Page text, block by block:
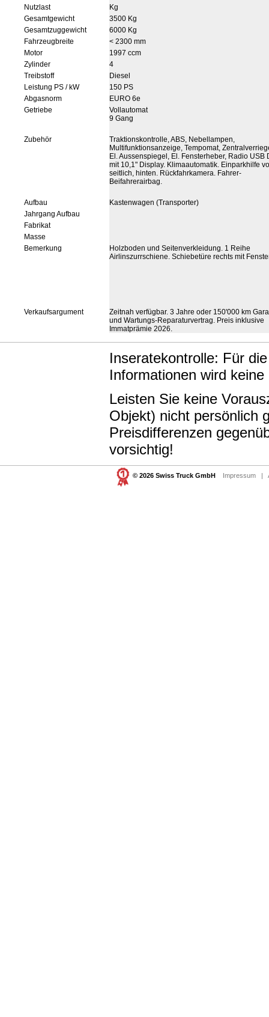
Nutzlast
Kg
Gesamtgewicht
3500 Kg
Gesamtzuggewicht
6000 Kg
Fahrzeugbreite
< 2300 mm
Motor
1997 ccm
Zylinder
4
Treibstoff
Diesel
Leistung PS / kW
150 PS
Abgasnorm
EURO 6e
Getriebe
Vollautomat
9 Gang
Zubehör
Traktionskontrolle, ABS, Nebellampen,
Multifunktionsanzeige, Tempomat,
El. Aussenspiegel, El. Fensterheber, Radio USB
mit 10,1" Display. Klimaautomatik. Einparkhilfe
seitlich, hinten. Rückfahrkamera. Fahrer-
Beifahrerairbag.
Aufbau
Kastenwagen (Transporter)
Jahrgang Aufbau
Fabrikat
Masse
Bemerkung
Holzboden und Seitenverkleidung. 1 Reihe
Airlinszurrschiene. Schiebetüre rechts mit
Verkaufsargument
Zeitnah verfügbar. 3 Jahre oder 150'000 km
und Wartungs-Reparaturvertrag. Preis inklusive
Immatprämie 2026.
Inseratekontrolle: Für
Informationen wird
Leisten Sie keine
Objekt) nicht persönlich
Preisdifferenzen
vorsichtig!
© 2026 Swiss Truck GmbH Impressum |